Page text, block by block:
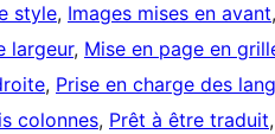
style, Images mises en avant,
largeur, Mise en page en
, Prise en charge des
colonnes, Prêt à être traduit,